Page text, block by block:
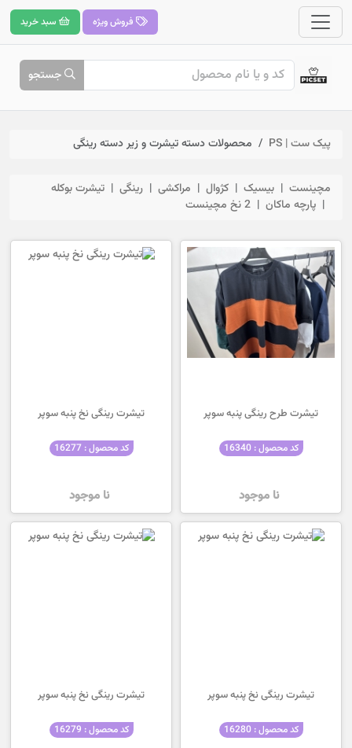
فروش ویژه سبد خرید
جستجو
پیک ست | PS محصولات دسته تیشرت و زیر دسته رینگی
مچینست بیسیک کژوال مراکشی رینگی
تیشرت بوکله
پارچه ماکان
2 نخ مچینست
تیشرت طرح رینگی پنبه سوپر
کد محصول : 16340
نا موجود
تیشرت رینگی نخ پنبه سوپر
کد محصول : 16277
نا موجود
تیشرت رینگی نخ پنبه سوپر
کد محصول : 16280
تیشرت رینگی نخ پنبه سوپر
کد محصول : 16279